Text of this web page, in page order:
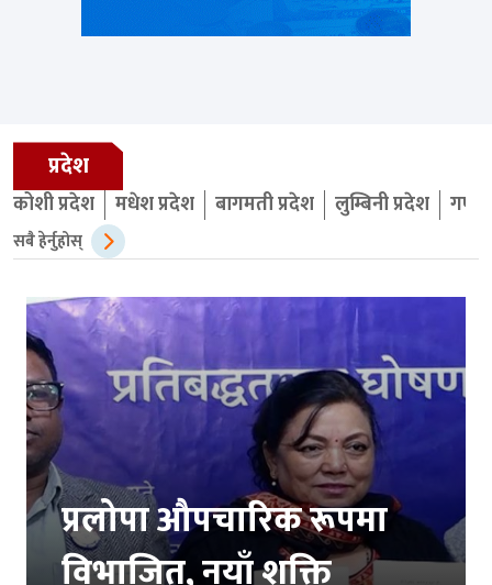
प्रदेश
कोशी प्रदेश मधेश प्रदेश बागमती प्रदेश लुम्बिनी प्रदेश
सबै हेर्नुहोस्
प्रलोपा औपचारिक रूपमा